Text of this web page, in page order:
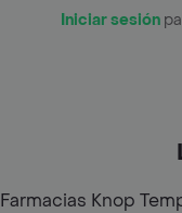
Iniciar sesión
Farmacias Knop